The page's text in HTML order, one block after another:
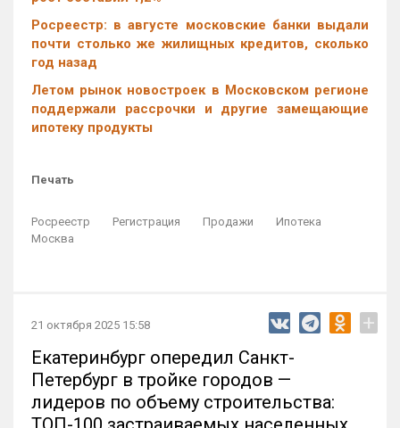
Росреестр: в августе московские банки выдали
почти столько же жилищных кредитов, сколько
год назад
Летом рынок новостроек в Московском регионе
поддержали рассрочки и другие замещающие
ипотеку продукты
Печать
Росреестр Регистрация Продажи
Ипотека
Москва
21 октября 2025 15:58 +
Екатеринбург опередил Санкт-
Петербург в тройке городов —
лидеров по объему строительства: